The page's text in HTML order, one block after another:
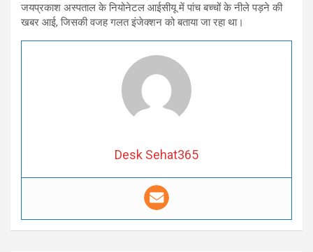
जयप्रकाश अस्पताल के नियोनेटल आईसीयू में पांच बच्चों के नीले पड़ने की
खबर आई, जिसकी वजह गलत इंजेक्शन को बताया जा रहा था।
Desk Sehat365